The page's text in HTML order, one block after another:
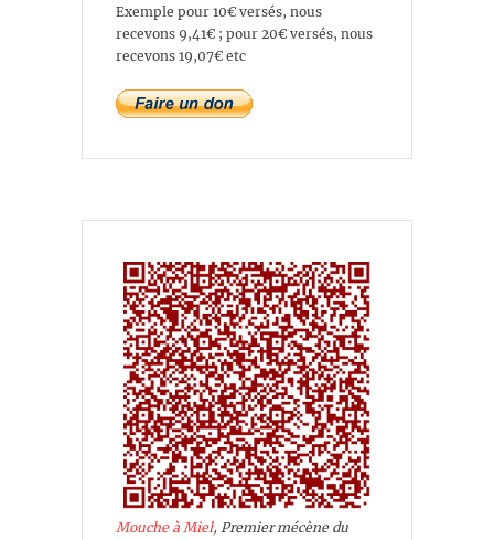
Exemple pour 10€ versés, nous
recevons 9,41€ ; pour 20€ versés, nous
recevons 19,07€ etc
Mouche à Miel, Premier mécène du